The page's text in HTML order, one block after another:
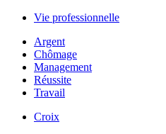
Vie professionnelle
Argent
Chômage
Management
Réussite
Travail
Croix